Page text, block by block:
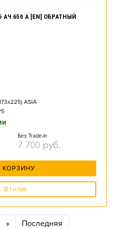
АЧ 650 А [EN] ОБРАТНЫЙ
ASIA
Без Trade-in
7 700 руб.
КОРЗИНУ
В 1 клик
» Последняя